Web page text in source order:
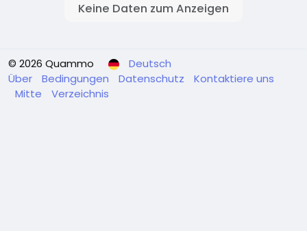
Keine Daten zum Anzeigen
© 2026 Quammo
Deutsch
Über
Bedingungen Datenschutz
Kontaktiere uns
Mitte
Verzeichnis